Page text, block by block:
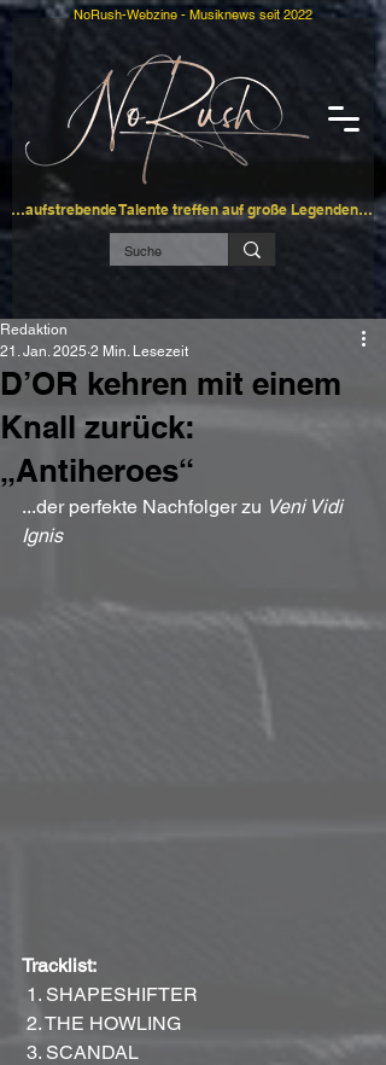
…aufstrebende Talente treffen auf große Legenden…
NoRush-Webzine - Musiknews seit 2022
D’OR kehren mit einem
Knall zurück:
„Antiheroes“
Redaktion
21. Jan. 2025 2 Min. Lesezeit
...der perfekte Nachfolger zu Veni Vidi
Ignis
Tracklist:
1. SHAPESHIFTER
2. THE HOWLING
3. SCANDAL